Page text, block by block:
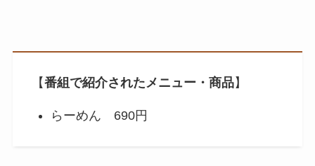
【番組で紹介されたメニュー・商品】
らーめん 690円